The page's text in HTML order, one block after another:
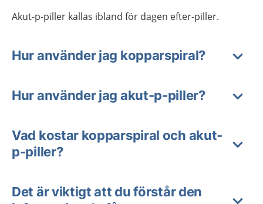
Akut-p-piller kallas ibland för dagen efter-piller.
Hur använder jag kopparspiral?
Hur använder jag akut-p-piller?
Vad kostar kopparspiral och akut-
p-piller?
Det är viktigt att du förstår den